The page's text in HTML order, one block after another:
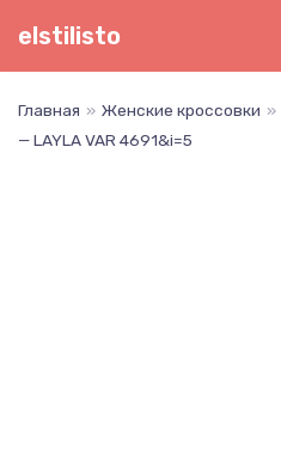
Перейти
elstilisto
Главная » Женские кроссовки »
— LAYLA VAR 4691&i=5